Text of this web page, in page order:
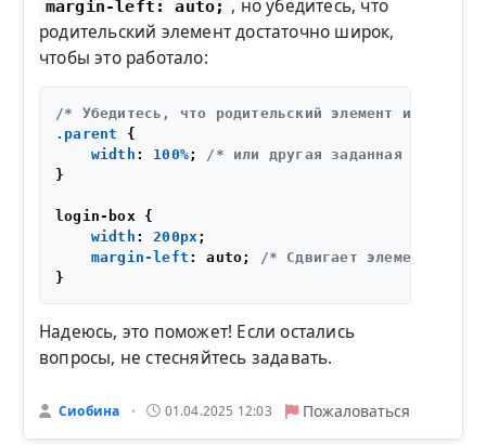
margin-left: auto; , но убедитесь, что
родительский элемент достаточно широк,
чтобы это работало:
/* Убедитесь, что родительский элемент имеет
.parent {
width : 100%;
/* или другая заданная ширина
}
login-box {
width : 200px;
margin-left : auto;
/* Сдвигает элемент
Надеюсь, это поможет! Если остались
вопросы, не стесняйтесь задавать.
Сиобина • 01.04.2025 12:03 Пожаловаться